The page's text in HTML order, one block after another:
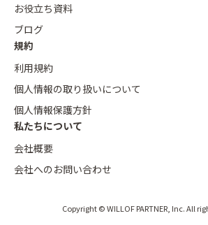
お役立ち資料
ブログ
規約
利用規約
個人情報の取り扱いについて
個人情報保護方針
私たちについて
会社概要
会社へのお問い合わせ
Copyright © WILLOF PARTNER, Inc. All